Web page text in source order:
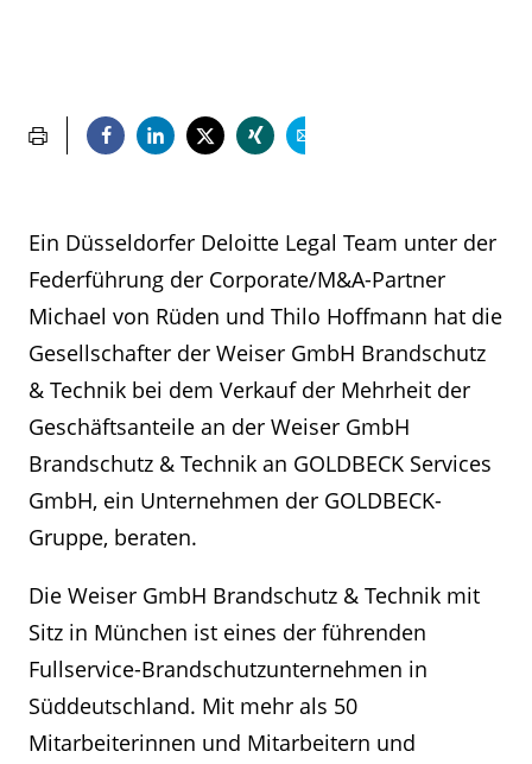
Ein Düsseldorfer Deloitte Legal Team unter der
Federführung der Corporate/M&A-Partner
Michael von Rüden und Thilo Hoffmann hat die
Gesellschafter der Weiser GmbH Brandschutz
& Technik bei dem Verkauf der Mehrheit der
Geschäftsanteile an der Weiser GmbH
Brandschutz & Technik an GOLDBECK Services
GmbH, ein Unternehmen der GOLDBECK-
Gruppe, beraten.
Die Weiser GmbH Brandschutz & Technik mit
Sitz in München ist eines der führenden
Fullservice-Brandschutzunternehmen in
Süddeutschland. Mit mehr als 50
Mitarbeiterinnen und Mitarbeitern und